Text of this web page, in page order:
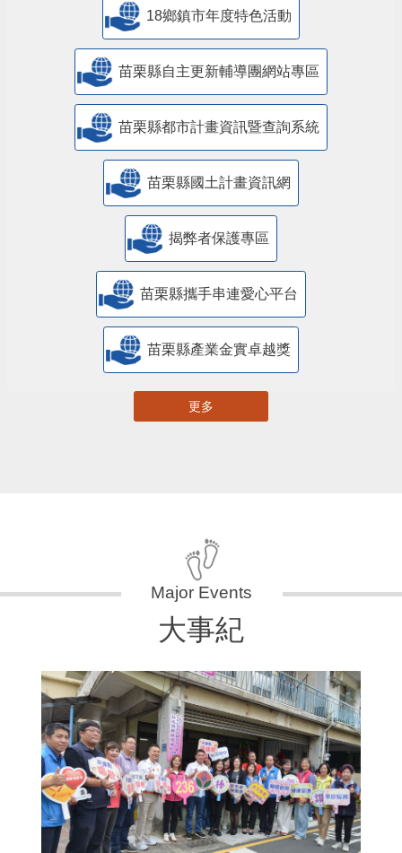
18鄉鎮市年度特色活動
苗栗縣自主更新輔導團網站專區
苗栗縣都市計畫資訊暨查詢系統
苗栗縣國土計畫資訊網
揭弊者保護專區
苗栗縣攜手串連愛心平台
苗栗縣產業金實卓越獎
更多
大事紀